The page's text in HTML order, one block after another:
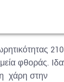
210
φθοράς.
χάρη στην